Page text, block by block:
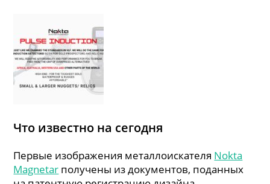
Что известно на сегодня
Первые изображения металлоискателя Nokta
Magnetar получены из документов, поданных